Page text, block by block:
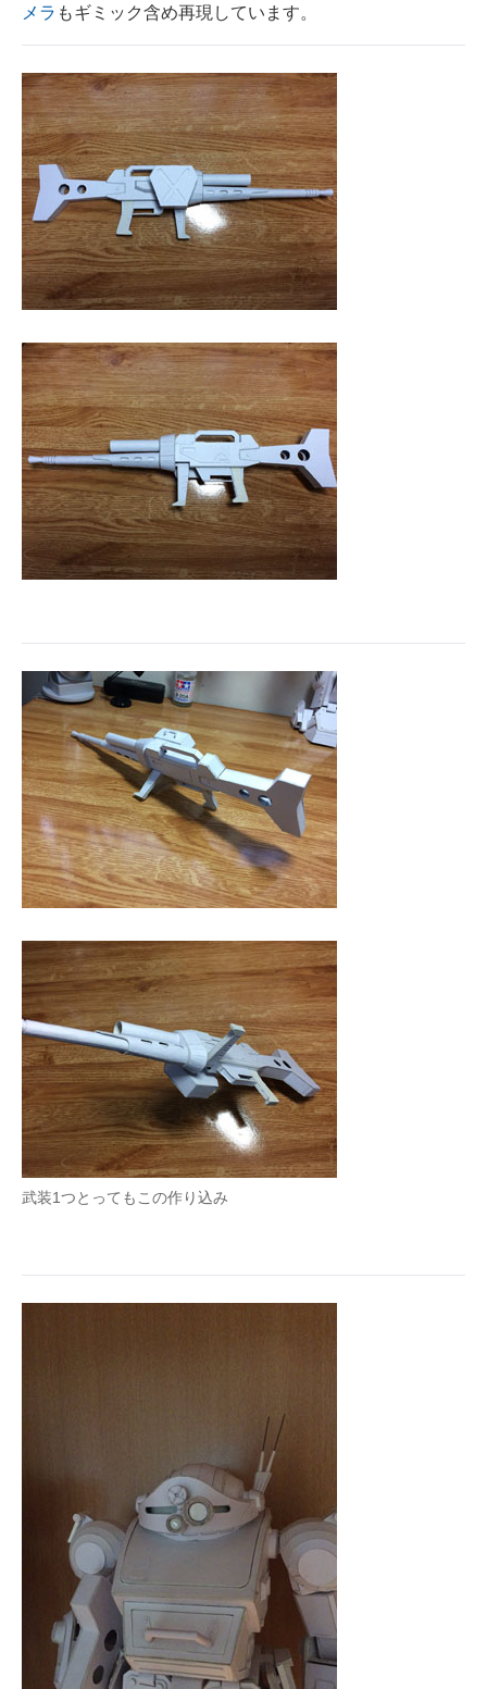
メラ もギミック含め再現しています。
武装1つとってもこの作り込み